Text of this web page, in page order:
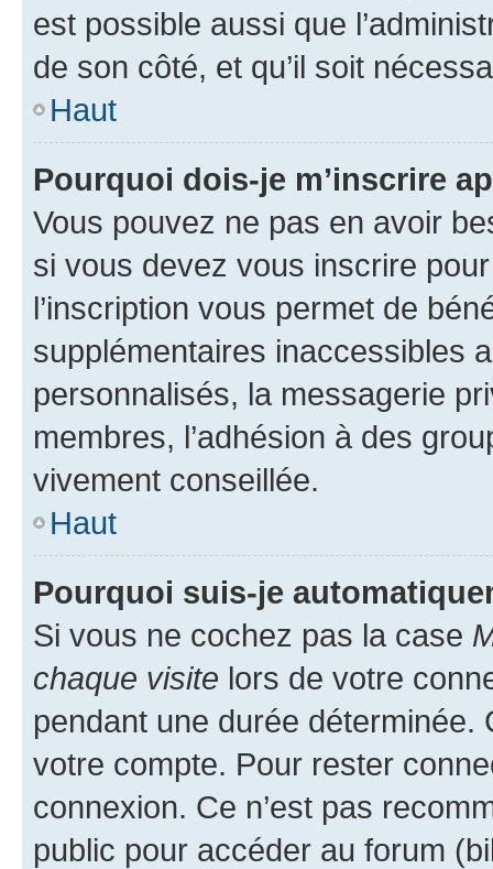
est possible aussi que
de son côté, et qu’il soit
Haut
Pourquoi dois-je m’inscrire
Vous pouvez ne pas en avoir
si vous devez vous inscrire
l’inscription vous permet de
supplémentaires inaccessibles
personnalisés, la messagerie
membres, l’adhésion à des
vivement conseillée.
Haut
Pourquoi suis-je
Si vous ne cochez pas la case
chaque visite lors de votre
pendant une durée déterminée.
votre compte. Pour rester
connexion. Ce n’est pas
public pour accéder au forum